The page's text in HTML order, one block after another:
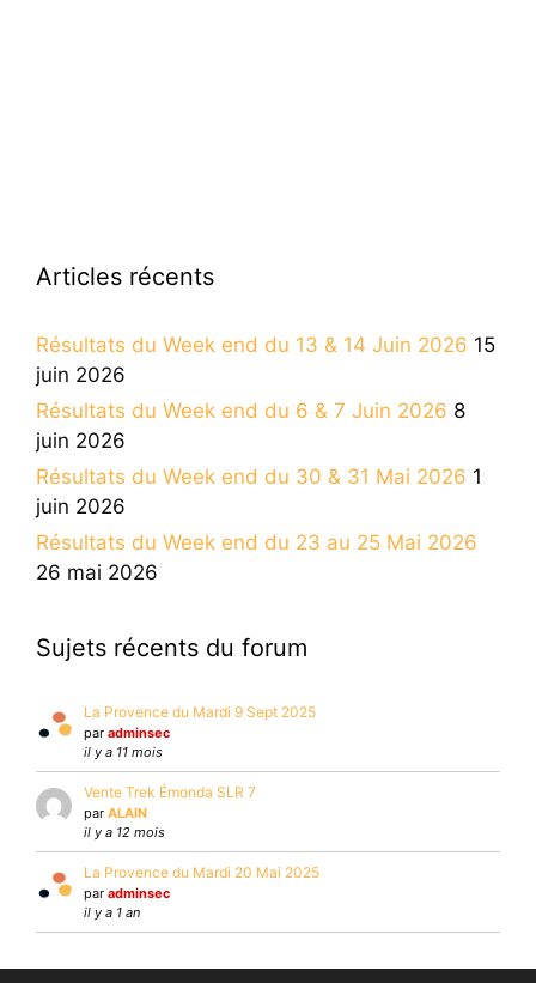
Articles récents
Résultats du Week end du 13 & 14 Juin 2026 15
juin 2026
Résultats du Week end du 6 & 7 Juin 2026 8
juin 2026
Résultats du Week end du 30 & 31 Mai 2026 1
juin 2026
Résultats du Week end du 23 au 25 Mai 2026
26 mai 2026
Sujets récents du forum
La Provence du Mardi 9 Sept 2025
par adminsec
il y a 11 mois
Vente Trek Émonda SLR 7
par ALAIN
il y a 12 mois
La Provence du Mardi 20 Mai 2025
par adminsec
il y a 1 an